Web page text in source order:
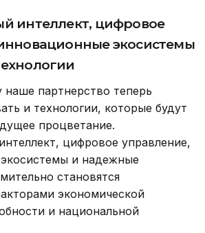
интеллект, цифровое
экосистемы
партнерство теперь
и технологии, которые будут
процветание.
цифровое управление,
и надежные
становятся
экономической
и национальной